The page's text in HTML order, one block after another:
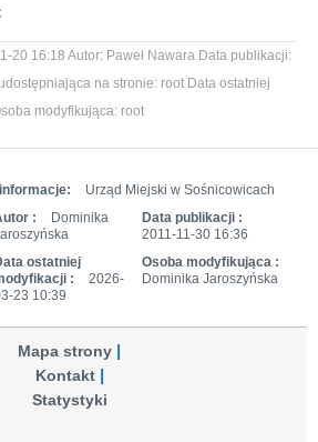
20 16:18 Autor: Paweł Nawara Data publikacji:
na stronie: root Data ostatniej
modyfikująca: root
Urząd Miejski w Sośnicowicach
:
Dominika
Data publikacji :
2011-11-30 16:36
ostatniej
:
2026-
23 10:39
Osoba modyfikująca :
Dominika Jaroszyńska
Mapa strony
Kontakt
Statystyki